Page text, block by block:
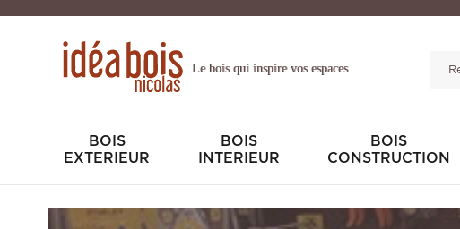
Le bois qui inspire vos espaces
BOIS
EXTERIEUR
BOIS
INTERIEUR
BOIS
CONSTRUCTION